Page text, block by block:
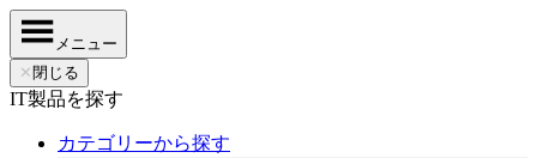
メニュー
✕ 閉じる
IT製品を探す
カテゴリーから探す